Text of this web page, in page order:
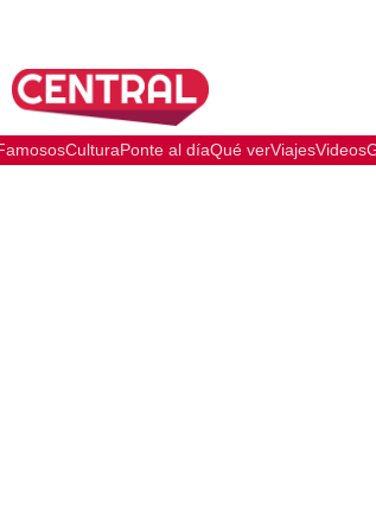
CulturaPonte al díaQué verViajesVideos